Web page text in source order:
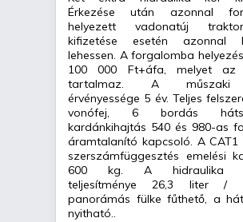
Érkezése után azonnal
helyezett vadonatúj
kifizetése esetén azonnal
lehessen. A forgalomba
100 000 Ft+áfa, melyet
tartalmaz. A műszaki
érvényessége 5 év. Teljes
vonófej, 6 bordás
kardánkihajtás 540 és 980-as
áramtalanító kapcsoló. A
szerszámfüggesztés emelési
600 kg. A hidraulika
teljesítménye 26,3 liter /
panorámás fülke fűthető, a
nyitható..